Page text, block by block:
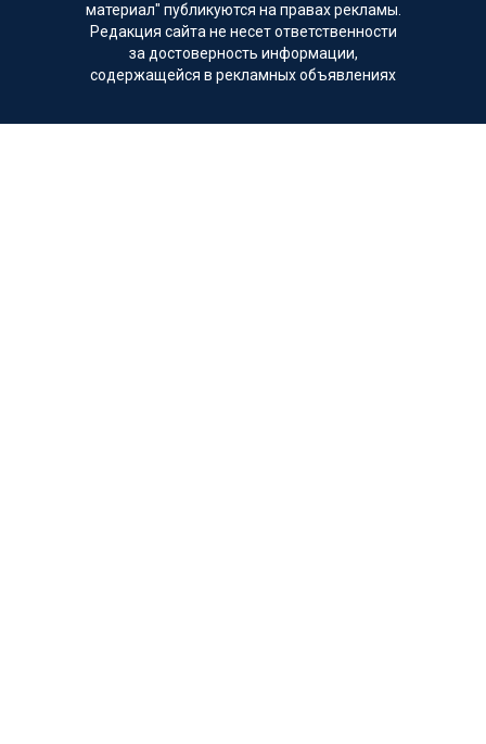
материал" публикуются на правах рекламы.
Редакция сайта не несет ответственности
за достоверность информации,
содержащейся в рекламных объявлениях